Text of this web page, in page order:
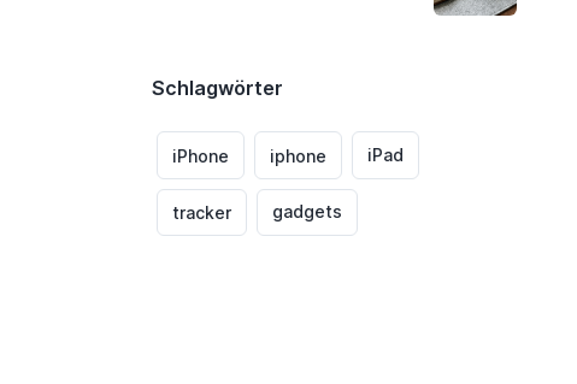
Schlagwörter
iPhone iphone iPad
tracker gadgets